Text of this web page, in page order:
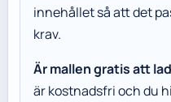
innehållet så att det
krav.
Är mallen gratis att
är kostnadsfri och du